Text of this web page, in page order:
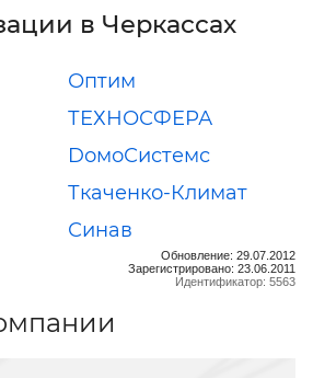
в Черкассах
Оптим
ТЕХНОСФЕРА
DомоСистемс
Ткаченко-Климат
Синав
Обновление: 29.07.2012
Зарегистрировано: 23.06.2011
Идентификатор: 5563